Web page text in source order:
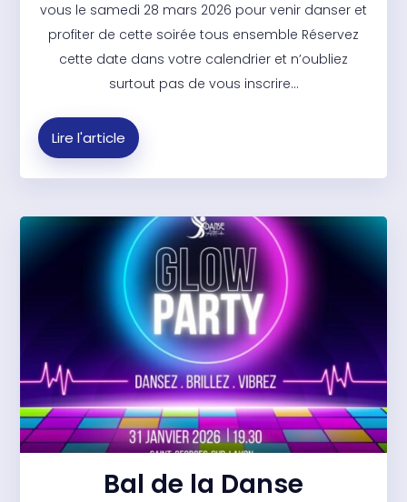
vous le samedi 28 mars 2026 pour venir danser et
profiter de cette soirée tous ensemble Réservez
cette date dans votre calendrier et n’oubliez
surtout pas de vous inscrire...
Lire l'article
Bal de la Danse